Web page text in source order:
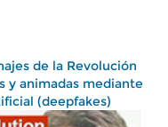
de la Revolución
y animadas mediante
(deepfakes)